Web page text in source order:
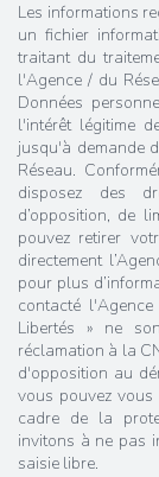
Les informations
un fichier
traitant du
l'Agence / du
Données
l'intérêt légitime
jusqu'à demande
Réseau.
disposez des
d’opposition, de
pouvez retirer
directement
pour plus
contacté
Libertés » ne
réclamation à la
d'opposition au
vous pouvez vous
cadre de la
invitons à ne pas
saisie libre.